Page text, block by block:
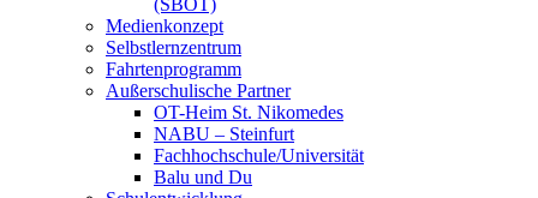
(SBOT)
Medienkonzept
Selbstlernzentrum
Fahrtenprogramm
Außerschulische Partner
OT-Heim St. Nikomedes
NABU – Steinfurt
Fachhochschule/Universität
Balu und Du